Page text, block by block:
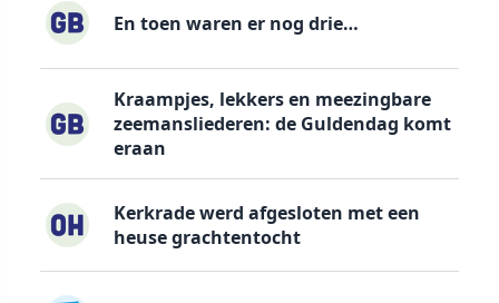
En toen waren er nog drie…
Kraampjes, lekkers en meezingbare
zeemansliederen: de Guldendag komt
eraan
Kerkrade werd afgesloten met een
heuse grachtentocht